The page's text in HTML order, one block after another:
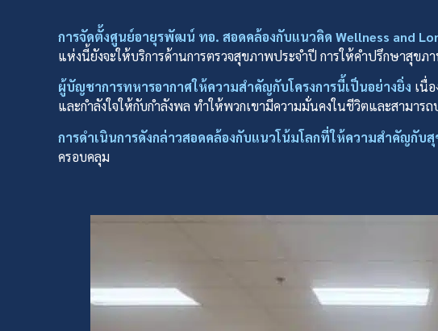
การจัดตั้งศูนย์อายุรพัฒน์ ทอ. สอดคล้องกับแนวคิด Wellness and
แห่งนี้ยังจะให้บริการด้านการตรวจสุขภาพประจำปี การให้คำปรึกษาสุข
ผู้บัญชาการทหารอากาศให้ความสำคัญกับโครงการนี้เป็นอย่างยิ่ง เนื่
และกำลังใจให้กับกำลังพล ทำให้พวกเขามีความมั่นคงในชีวิตและสามาร
การดำเนินการดังกล่าวสอดคล้องกับแนวโน้มโลกที่ให้ความสำคัญกับ
ครอบคลุม